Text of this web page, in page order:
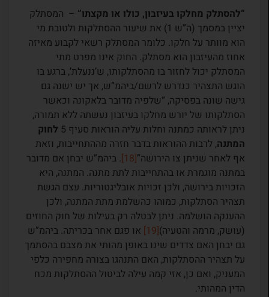
“להסתלק מחלקו בעיזבון, כולו או מקצתו”– המסתלק
יציין במסמך (ה”ש 1) את שיעור ההסתלקות ולטובת מי
הוא מוותר על חלקו. כלומר המסתלק רשאי לקבוע מאיזה
אחוז מהעיזבון הוא מסתלק. החוק אינו מפרט מתי
המסתלק יכול לחזור בו מהסתלקותו, ש’ננעלת’, ברגע בו
הוגש התצהיר כנדרש לרשם/ביהמ”ש, אך יש ישנה גם
גישה שונה בפסיקה, “שלפיה מדובר בלאקונה וכאשר
הסתלקותו של יורש מחלקו בעיזבון נעשתה ללא תמורה,
ניתן לראותה כמתנה וחלות עליה הוראות סעיף 5
לחוק
המתנה, לרבות ההוראות בדבר חזרה מההתחייבות, וזאת
אף לאחר שניתן צו הירושה”[18]
. ביהמ”ש יבחן אם מדובר
במתנה מוגמרת או בהתחייבות לתת מתנה. המתנה, היא
הזכויות בירושה, ולכן זכויות אובליגטוריות. עצם הגשת
תצהיר הסתלקות, כמוהו כהשלמת מתת המתנה, ולכן
ההענקה הושלמה. ניתן לבטלה רק בעילות של חוק החוזים
(עושק, מרמה והטעיה)[19]
או פגם אחר בכריתה. ביהמ”ש
גם יבחן האם צדדים שינו באופן מהותי את מצבם בהסתמך
על תצהיר ההסתלקות, האם התנהגו בצורה מחפירה כלפי
המעניק, ואם כן, אזי קמה עילה לביטול ההסתלקות מכח
הדין המהותי.